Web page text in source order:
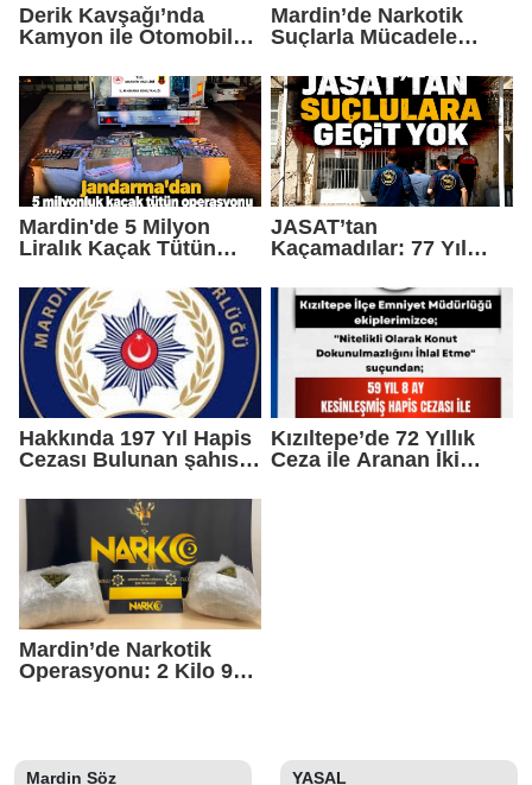
Derik Kavşağı’nda
Kamyon ile Otomobil
Yaralandı
Mardin’de Narkotik
Suçlarla Mücadele
Toplantısı
Gerçekleştirildi
Mardin'de 5 Milyon
Liralık Kaçak Tütün
JASAT’tan
Kaçamadılar: 77 Yıl
Hükümlü Yakalandı
Hakkında 197 Yıl Hapis
Cezası Bulunan şahıs
Kızıltepe’de 72 Yıllık
Ceza ile Aranan İki
Mardin’de Narkotik
Operasyonu: 2 Kilo 950
Mardin Söz YASAL